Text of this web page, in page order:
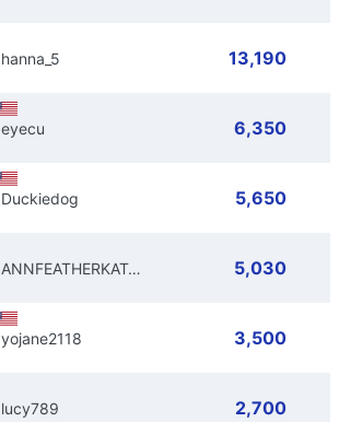
hanna_5 13,190
eyecu 6,350
Duckiedog 5,650
ANNFEATHERKAT40 5,030
yojane2118 3,500
lucy789 2,700